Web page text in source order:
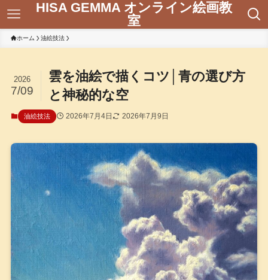
HISA GEMMA オンライン絵画教
室
ホーム 油絵技法
雲を油絵で描くコツ│青の選び方
と神秘的な空
2026
7/09
油絵技法 2026年7月4日 2026年7月9日